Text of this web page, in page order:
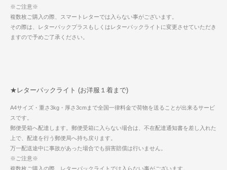
※ご注意※
複数枚ご購入の際、スマートレターでは入らない事がございます。
その際は、レターパックプラスもしくはレターパックライトに変更させていただき
ますので予めご了承ください。
★レターパックライト (お洋服１着まで)
A4サイズ・重さ3kg・厚さ3cmまで全国一律料金で荷物を送ることが出来るサービ
スです。
郵便受箱へ配達します。郵便受箱に入らない場合は、不在配達通知書を差し入れた
上で、配達を行う郵便局へ持ち戻ります。
万一配送途中に事故があった場合でも損害賠償は行いません。
※ご注意※
複数枚ご購入の際、レターパックライトでは入らない事がございます。